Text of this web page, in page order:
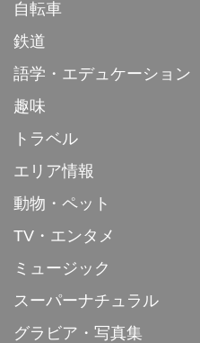
自転車
鉄道
語学・エデュケーション
趣味
トラベル
エリア情報
動物・ペット
TV・エンタメ
ミュージック
スーパーナチュラル
グラビア・写真集